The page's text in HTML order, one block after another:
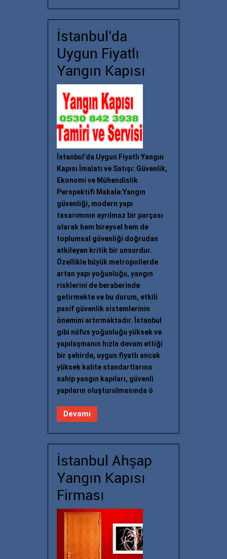
İstanbul’da
Uygun Fiyatlı
Yangın Kapısı
İstanbul’da Uygun Fiyatlı Yangın
Kapısı İmalatı ve Satışı: Güvenlik,
Ekonomi ve Mühendislik
Perspektifi Makale:Yangın
güvenliği, modern yapı
tasarımının ayrılmaz bir parçası
olarak hem bireysel hem de
toplumsal güvenliği doğrudan
etkileyen kritik bir unsurdur.
Özellikle büyük metropollerde
artan yapı yoğunluğu, yangın
risklerini de beraberinde
getirmekte ve bu durum, etkili
pasif güvenlik sistemlerinin
önemini artırmaktadır. İstanbul
gibi nüfus yoğunluğu yüksek ve
yapılaşmanın hızla devam ettiği
bir şehirde, uygun fiyatlı ancak
yüksek kalite standartlarına
sahip yangın kapıları, güvenli
yapıların oluşturulmasında ö
Devamı
İstanbul Ahşap
Yangın Kapısı
Firması